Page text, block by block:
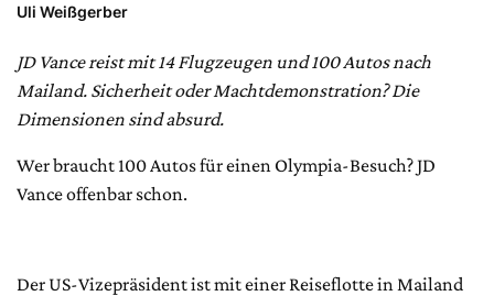
Uli Weißgerber
JD Vance reist mit 14 Flugzeugen und 100 Autos nach
Mailand. Sicherheit oder Machtdemonstration? Die
Dimensionen sind absurd.
Wer braucht 100 Autos für einen Olympia-Besuch? JD
Vance offenbar schon.
Der US-Vizepräsident ist mit einer Reiseflotte in Mailand